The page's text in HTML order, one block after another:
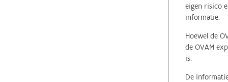
eigen risico
informatie.
Hoewel de
de OVAM
is.
De